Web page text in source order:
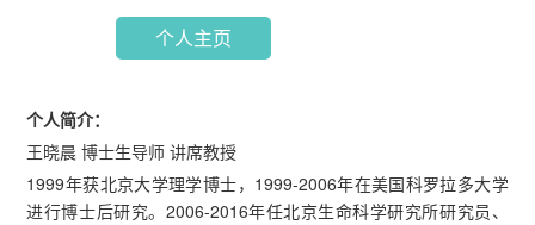
个人主页
个人简介：
王晓晨 博士生导师 讲席教授
1999年获北京大学理学博士，1999-2006年在美国科罗拉多大学
进行博士后研究。2006-2016年任北京生命科学研究所研究员、